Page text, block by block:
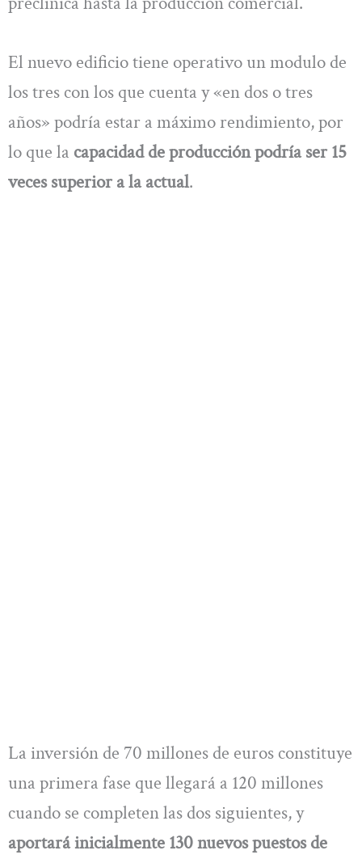
El nuevo edificio tiene operativo un modulo de
los tres con los que cuenta y «en dos o tres
años» podría estar a máximo rendimiento, por
lo que la capacidad de producción podría ser 15
veces superior a la actual.
La inversión de 70 millones de euros constituye
una primera fase que llegará a 120 millones
cuando se completen las dos siguientes, y
aportará inicialmente 130 nuevos puestos de